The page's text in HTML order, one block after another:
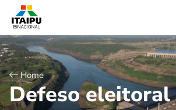
Home
Defeso eleitoral